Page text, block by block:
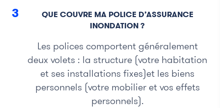
3
QUE COUVRE MA POLICE D’ASSURANCE
INONDATION ?
Les polices comportent généralement
deux volets : la structure (votre habitation
et ses installations fixes)et les biens
personnels (votre mobilier et vos effets
personnels).